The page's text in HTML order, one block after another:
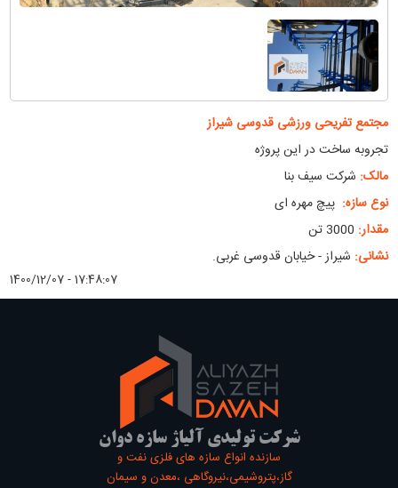
مجتمع تفریحی ورزشی قدوسی شیراز
تجروبه ساخت در این پروژه
مالک: شرکت سیف بنا
نوع سازه: پیچ مهره ای
مقدار:
نشانی: شیراز - خیابان قدوسی غربی.
1400/12/07 - 17:48:07
شرکت تولیدی آلیاژ سازه دوان
سازنده انواع سازه های فلزی نفت و
گاز،پتروشیمی،نیروگاهی ،معدن و سیمان